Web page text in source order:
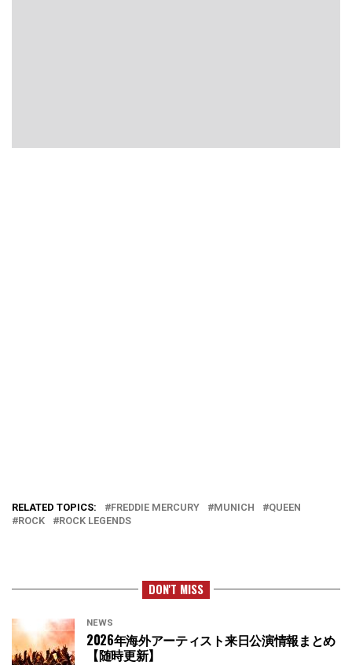
RELATED TOPICS: FREDDIE MERCURY MUNICH
QUEEN
ROCK
ROCK LEGENDS
DON'T MISS
NEWS
2026年海外アーティスト来日公演情報まとめ
【随時更新】